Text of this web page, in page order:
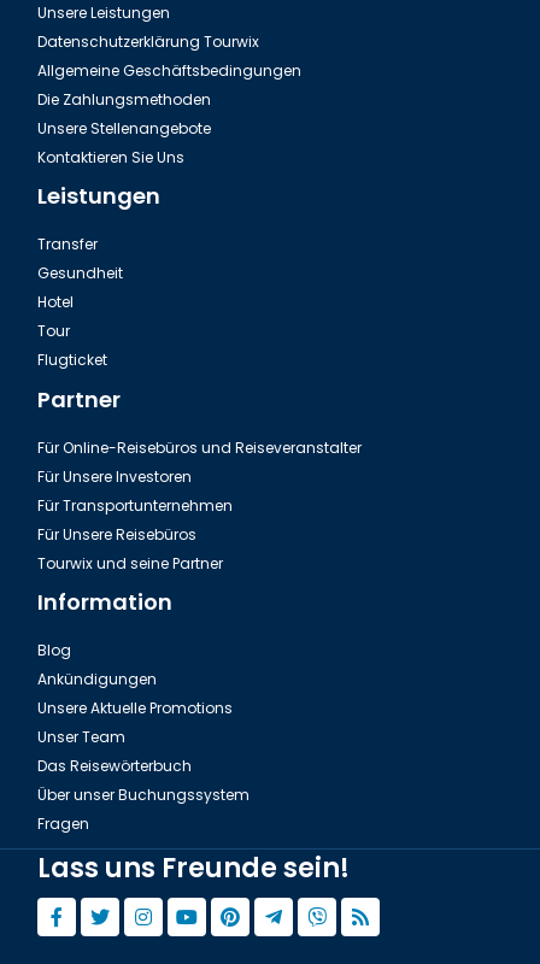
Unsere Leistungen
Datenschutzerklärung Tourwix
Allgemeine Geschäftsbedingungen
Die Zahlungsmethoden
Unsere Stellenangebote
Kontaktieren Sie Uns
Leistungen
Transfer
Gesundheit
Hotel
Tour
Flugticket
Partner
Für Online-Reisebüros und Reiseveranstalter
Für Unsere Investoren
Für Transportunternehmen
Für Unsere Reisebüros
Tourwix und seine Partner
Information
Blog
Ankündigungen
Unsere Aktuelle Promotions
Unser Team
Das Reisewörterbuch
Über unser Buchungssystem
Fragen
Lass uns Freunde sein!